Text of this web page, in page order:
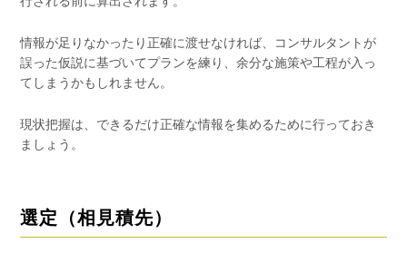
情報が足りなかったり正確に渡せなければ、コンサルタントが
誤った仮説に基づいてプランを練り、余分な施策や工程が入っ
てしまうかもしれません。
現状把握は、できるだけ正確な情報を集めるために行っておき
ましょう。
選定（相見積先）